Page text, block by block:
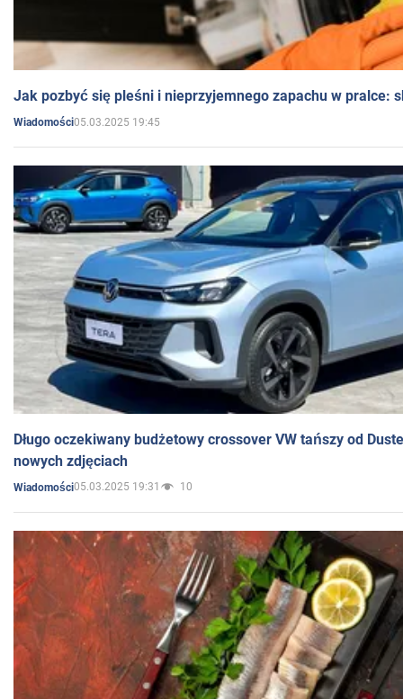
Jak pozbyć się pleśni i nieprzyjemnego zapachu w pralce:
Wiadomości05.03.2025 19:45
Długo oczekiwany budżetowy crossover VW tańszy od
nowych zdjęciach
Wiadomości05.03.2025 19:31 10